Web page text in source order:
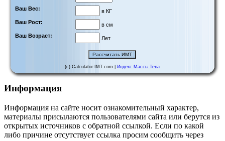
Ваш Вес:
в КГ
Ваш Рост:
в см
Ваш Возраст:
Лет
(c) Calculator-IMT.com | Индекс Массы Тела
Информация
Информация на сайте носит ознакомительный характер,
материалы присылаются пользователями сайта или берутся из
открытых источников с обратной ссылкой. Если по какой
либо причине отсутствует ссылка просим сообщить через